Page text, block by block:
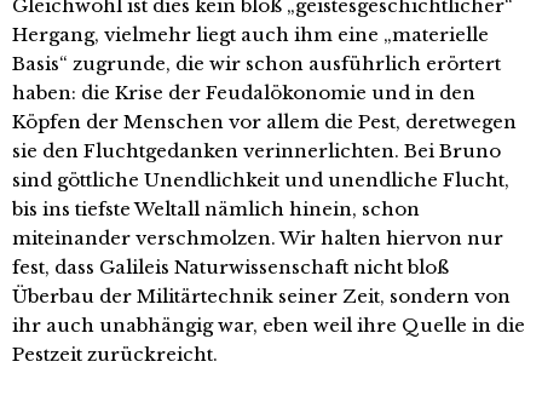
Gleichwohl ist dies kein bloß „geistesgeschichtlicher“
Hergang, vielmehr liegt auch ihm eine „materielle
Basis“ zugrunde, die wir schon ausführlich erörtert
haben: die Krise der Feudalökonomie und in den
Köpfen der Menschen vor allem die Pest, deretwegen
sie den Fluchtgedanken verinnerlichten. Bei Bruno
sind göttliche Unendlichkeit und unendliche Flucht,
bis ins tiefste Weltall nämlich hinein, schon
miteinander verschmolzen. Wir halten hiervon nur
fest, dass Galileis Naturwissenschaft nicht bloß
Überbau der Militärtechnik seiner Zeit, sondern von
ihr auch unabhängig war, eben weil ihre Quelle in die
Pestzeit zurückreicht.